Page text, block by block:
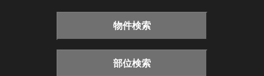
物件検索
部位検索